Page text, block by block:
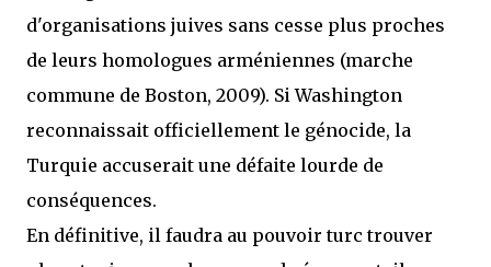
d'organisations juives sans cesse plus proches
de leurs homologues arméniennes (marche
commune de Boston, 2009). Si Washington
reconnaissait officiellement le génocide, la
Turquie accuserait une défaite lourde de
conséquences.
En définitive, il faudra au pouvoir turc trouver